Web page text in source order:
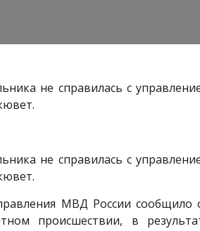
не справилась с
не справилась с
МВД России сообщило
происшествии, в